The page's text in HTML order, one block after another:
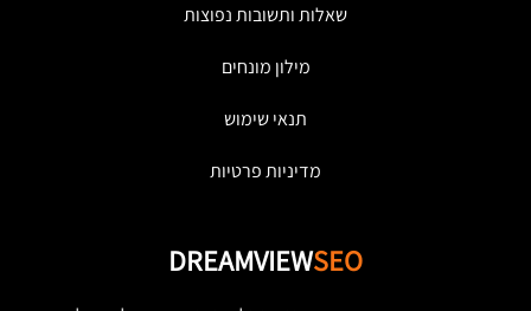
שאלות ותשובות נפוצות
מילון מונחים
תנאי שימוש
מדיניות פרטיות
DREAMVIEWSEO